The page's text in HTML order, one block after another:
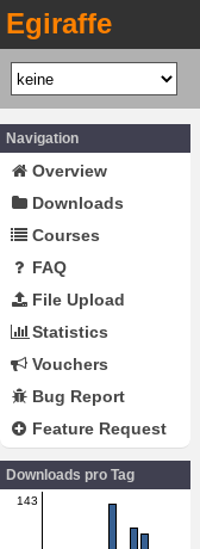
Egiraffe
Navigation
Overview
Downloads
Courses
FAQ
File Upload
Statistics
Vouchers
Bug Report
Feature Request
Downloads pro Tag
143